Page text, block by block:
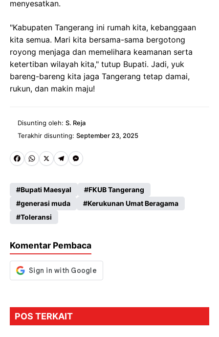
menyesatkan.
"Kabupaten Tangerang ini rumah kita, kebanggaan
kita semua. Mari kita bersama-sama bergotong
royong menjaga dan memelihara keamanan serta
ketertiban wilayah kita," tutup Bupati. Jadi, yuk
bareng-bareng kita jaga Tangerang tetap damai,
rukun, dan makin maju!
Disunting oleh: S. Reja
Terakhir disunting: September 23, 2025
Fa
b
o
o
k
W
ts
A
p
X
Te
gr
a
m
M
se
n
er
Bupati Maesyal
FKUB Tangerang
generasi muda
Kerukunan Umat Beragama
Toleransi
Komentar Pembaca
POS TERKAIT